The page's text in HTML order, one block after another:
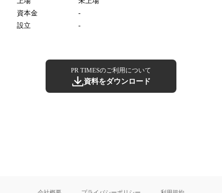
資本金
-
設立
-
PR TIMESのご利用について
資料をダウンロード